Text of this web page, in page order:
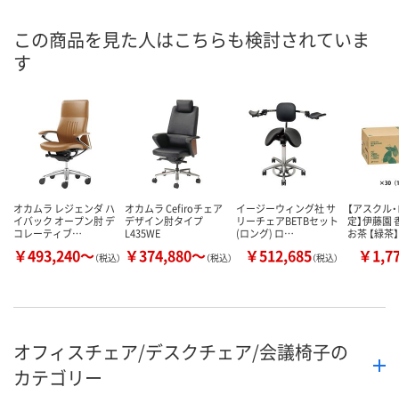
この商品を見た人はこちらも検討されていま
す
オカムラ レジェンダ ハ
イバック オープン肘 デ
コレーティブ…
￥493,240～（税込）
オカムラ Cefiroチェア
デザイン肘タイプ
L435WE
￥374,880～（税込）
イージーウィング社 サ
リーチェアBETBセット
(ロング) ロ…
￥512,685（税込）
【アスクル
定】伊藤園
お茶 【緑茶
￥
オフィスチェア/デスクチェア/会議椅子の
カテゴリー